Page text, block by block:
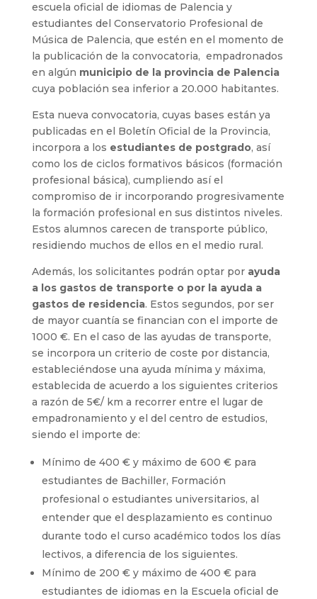
escuela oficial de idiomas de Palencia y
estudiantes del Conservatorio Profesional de
Música de Palencia, que estén en el momento de
la publicación de la convocatoria, empadronados
en algún municipio de la provincia de Palencia
cuya población sea inferior a 20.000 habitantes.
Esta nueva convocatoria, cuyas bases están ya
publicadas en el Boletín Oficial de la Provincia,
incorpora a los estudiantes de postgrado, así
como los de ciclos formativos básicos (formación
profesional básica), cumpliendo así el
compromiso de ir incorporando progresivamente
la formación profesional en sus distintos niveles.
Estos alumnos carecen de transporte público,
residiendo muchos de ellos en el medio rural.
Además, los solicitantes podrán optar porayuda
a los gastos de transporte o por la ayuda a
gastos de residencia. Estos segundos, por ser
de mayor cuantía se financian con el importe de
1000 €. En el caso de las ayudas de transporte,
se incorpora un criterio de coste por distancia,
estableciéndose una ayuda mínima y máxima,
establecida de acuerdo a los siguientes criterios
a razón de 5€/ km a recorrer entre el lugar de
empadronamiento y el del centro de estudios,
siendo el importe de:
Mínimo de 400 € y máximo de 600 € para
estudiantes de Bachiller, Formación
profesional o estudiantes universitarios, al
entender que el desplazamiento es continuo
durante todo el curso académico todos los días
lectivos, a diferencia de los siguientes.
Mínimo de 200 € y máximo de 400 € para
estudiantes de idiomas en la Escuela oficial de